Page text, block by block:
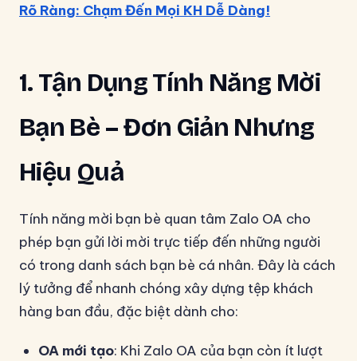
Rõ Ràng: Chạm Đến Mọi KH Dễ Dàng!
1. Tận Dụng Tính Năng Mời
Bạn Bè – Đơn Giản Nhưng
Hiệu Quả
Tính năng mời bạn bè quan tâm Zalo OA cho
phép bạn gửi lời mời trực tiếp đến những người
có trong danh sách bạn bè cá nhân. Đây là cách
lý tưởng để nhanh chóng xây dựng tệp khách
hàng ban đầu, đặc biệt dành cho:
OA mới tạo: Khi Zalo OA của bạn còn ít lượt